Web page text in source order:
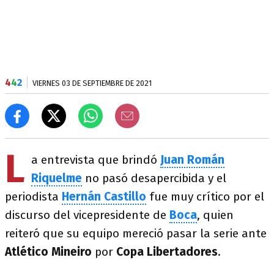
442 VIERNES 03 DE SEPTIEMBRE DE 2021
L a entrevista que brindó Juan Román
Riquelme no pasó desapercibida y el
periodista Hernán Castillo fue muy crítico por el
discurso del vicepresidente de Boca, quien
reiteró que su equipo mereció pasar la serie ante
Atlético Mineiro por Copa Libertadores.